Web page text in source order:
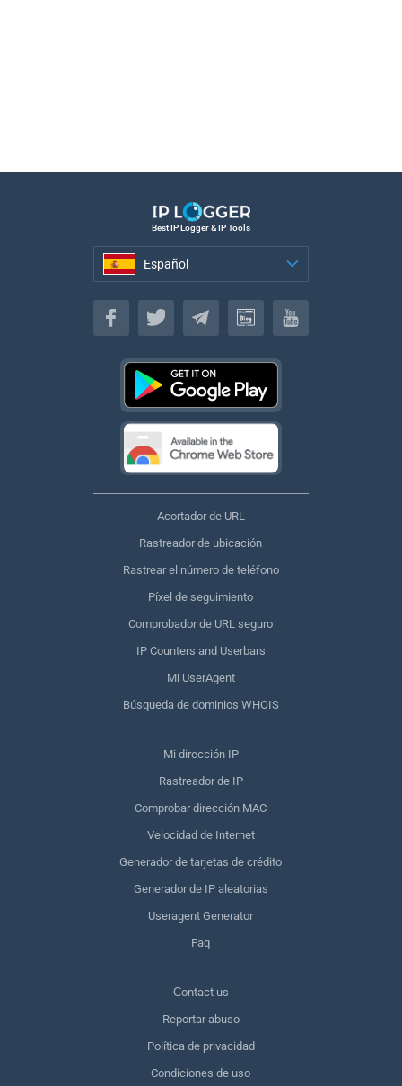
Best IP Logger & IP Tools
Español
Español
Acortador de URL
Rastreador de ubicación
Rastrear el número de teléfono
Píxel de seguimiento
Comprobador de URL seguro
IP Counters and Userbars
Mi UserAgent
Búsqueda de dominios WHOIS
Mi dirección IP
Rastreador de IP
Comprobar dirección MAC
Velocidad de Internet
Generador de tarjetas de crédito
Generador de IP aleatorias
Useragent Generator
Faq
Сontact us
Reportar abuso
Política de privacidad
Condiciones de uso